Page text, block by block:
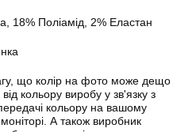
18% Поліамід, 2% Еластан
що колір на фото може дещо
від кольору виробу у зв'язку з
кольору на вашому
А також виробник